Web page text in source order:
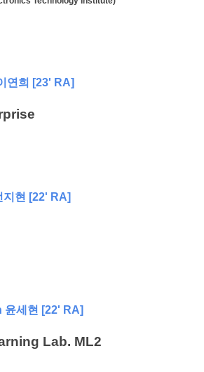
연희 [23' RA]
현 [22' RA]
세현 [22' RA]
Lab. ML2